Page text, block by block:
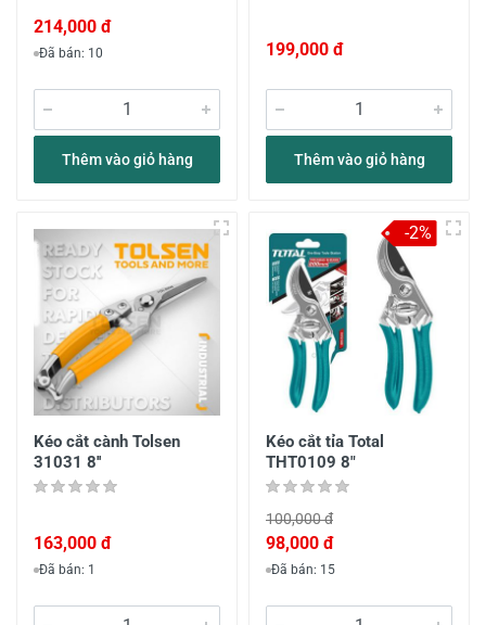
214,000 đ
Đã bán: 10
Thêm vào giỏ hàng
199,000 đ
Thêm vào giỏ hàng
Kéo cắt cành Tolsen
31031 8''
163,000 đ
Đã bán: 1
Kéo cắt tỉa Total
THT0109 8"
100,000 đ
98,000 đ
Đã bán: 15
-2%